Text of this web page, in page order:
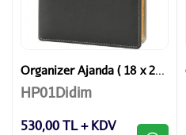
Organizer Ajanda ( 18 x 23 cm )
HP01Didim
530,00 TL + KDV